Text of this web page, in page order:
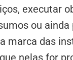
executar
ou ainda
marca das
nelas for